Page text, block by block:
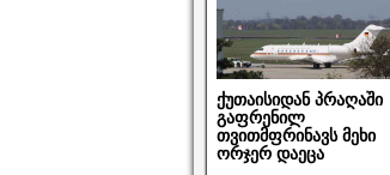
ქუთაისიდან პრაღაში
გაფრენილ
თვითმფრინავს მეხი
ორჯერ დაეცა